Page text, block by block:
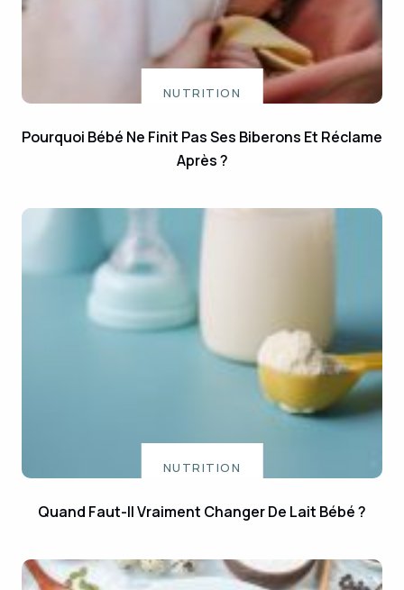
NUTRITION
Pourquoi Bébé Ne Finit Pas Ses Biberons Et Réclame
Après ?
NUTRITION
Quand Faut-Il Vraiment Changer De Lait Bébé ?